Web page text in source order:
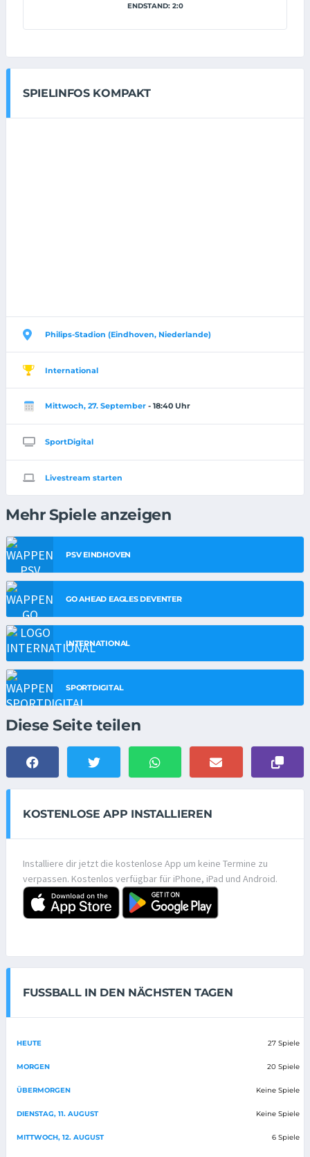
ENDSTAND: 2:0
SPIELINFOS KOMPAKT
Philips-Stadion (Eindhoven, Niederlande)
International
Mittwoch, 27. September - 18:40 Uhr
SportDigital
Livestream starten
Mehr Spiele anzeigen
PSV EINDHOVEN
GO AHEAD EAGLES DEVENTER
INTERNATIONAL
SPORTDIGITAL
Diese Seite teilen
KOSTENLOSE APP INSTALLIEREN
Installiere dir jetzt die kostenlose App um keine Termine zu
verpassen. Kostenlos verfügbar für iPhone, iPad und Android.
FUSSBALL IN DEN NÄCHSTEN TAGEN
HEUTE 27 Spiele
MORGEN 20 Spiele
ÜBERMORGEN Keine Spiele
DIENSTAG, 11. AUGUST Keine Spiele
MITTWOCH, 12. AUGUST 6 Spiele